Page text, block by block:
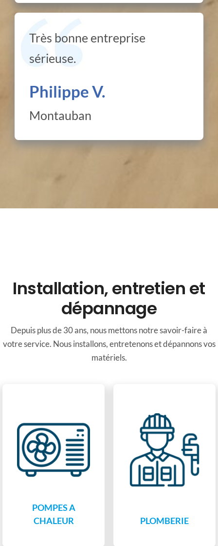
Très bonne entreprise
sérieuse.
Philippe V.
Montauban
Installation, entretien et
dépannage
Depuis plus de 30 ans, nous mettons notre savoir-faire à
votre service. Nous installons, entretenons et dépannons vos
matériels.
POMPES A
CHALEUR
PLOMBERIE